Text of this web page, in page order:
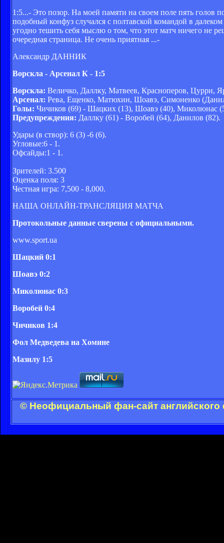
1:5...- Это позор. На моей памяти на своем поле пять голов
подобный конфуз случался с полтавской командой в
угодно тешить себя мыслю о том, что этот матч ничего не
очередная страница. Не очень приятная ...-
Александр ДАННИК
Ворскла - Арсенал К - 1:5
Ворскла: Величко, Даллку, Матвеев, Красноперов, Цурри,
Арсенал: Рева, Ещенко, Матюхин, Шоавэ, Симоненко
Голы: Чичиков (69) - Шацких (13), Шоавэ (40), Миколюнас
Предупреждения: Даллку (61) - Воробей (64), Данилов (82).
Удары (в створ): 6 (3) -6 (6).
Угловые:6 - 1.
Офсайды:1 - 1.
Зрителей: 3.500
Оценка поля: 3
Честная игра: 7,500 - 8,000.
НАША ОНЛАЙН-ТРАНСЛЯЦИЯ МАТЧА
Протокольные данные сверены с официальными.
www.sport.ua
Шацкий 0:1
Шоавэ 0:2
Миколюнас 0:3
Воробей 0:4
Чичиков 1:4
Фол Медведева на Хомине
Мазилу 1:5
© Неофициальный фан-сайт английского